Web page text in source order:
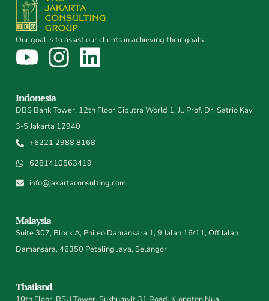
Our goal is to assist our clients in achieving their goals.
Indonesia
DBS Bank Tower, 12th Floor Ciputra World 1, Jl. Prof. Dr. Satrio Kav
3-5 Jakarta 12940
+6221 2988 8168
6281410563419
info@jakartaconsulting.com
Malaysia
Suite 307, Block A, Phileo Damansara 1, 9 Jalan 16/11, Off Jalan
Damansara, 46350 Petaling Jaya, Selangor
Thailand